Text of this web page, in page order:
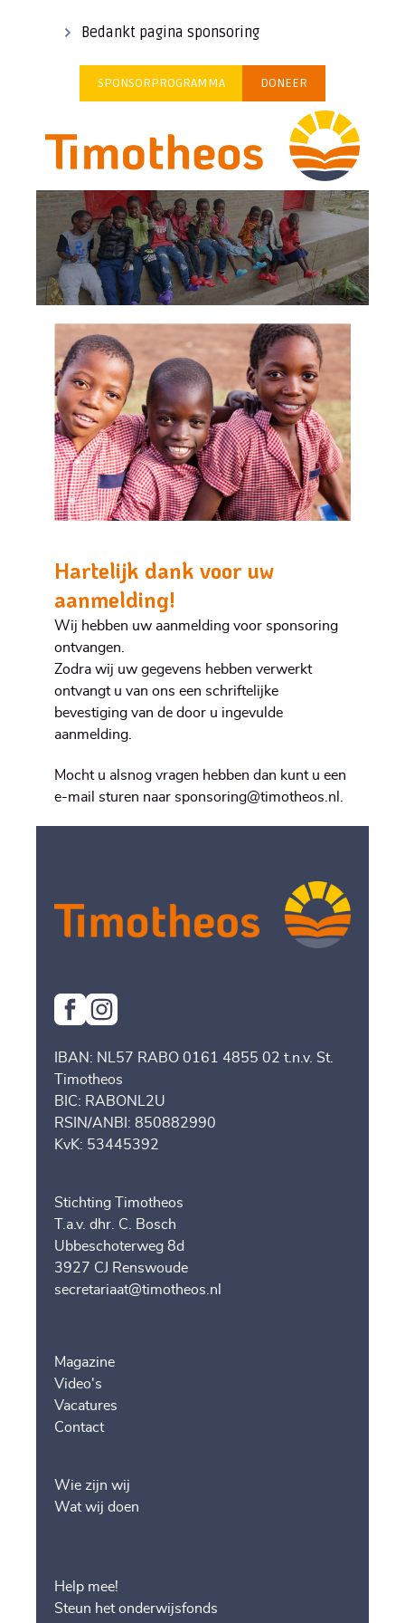
Bedankt pagina sponsoring
SPONSORPROGRAMMA DONEER
Hartelijk dank voor uw
aanmelding!
Wij hebben uw aanmelding voor sponsoring
ontvangen.
Zodra wij uw gegevens hebben verwerkt
ontvangt u van ons een schriftelijke
bevestiging van de door u ingevulde
aanmelding.
Mocht u alsnog vragen hebben dan kunt u een
e-mail sturen naar sponsoring@timotheos.nl.
IBAN: NL57 RABO 0161 4855 02 t.n.v. St.
Timotheos
BIC: RABONL2U
RSIN/ANBI: 850882990
KvK: 53445392
Stichting Timotheos
T.a.v. dhr. C. Bosch
Ubbeschoterweg 8d
3927 CJ Renswoude
secretariaat@timotheos.nl
Magazine
Video's
Vacatures
Contact
Wie zijn wij
Wat wij doen
Help mee!
Steun het onderwijsfonds